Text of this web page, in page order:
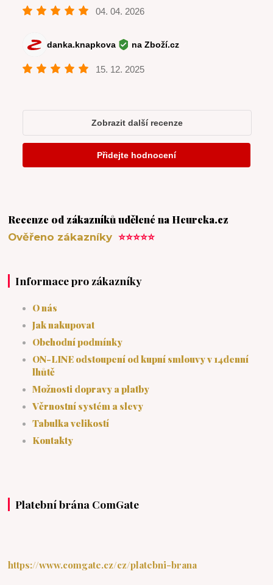
Recenze od zákazníků udělené na Heureka.cz
Ověřeno zákazníky⭐⭐⭐⭐⭐
Informace pro zákazníky
O nás
Jak nakupovat
Obchodní podmínky
ON-LINE odstoupení od kupní smlouvy v 14denní
lhůtě
Možnosti dopravy a platby
Věrnostní systém a slevy
Tabulka velikostí
Kontakty
Platební brána ComGate
https://www.comgate.cz/cz/platebni-brana